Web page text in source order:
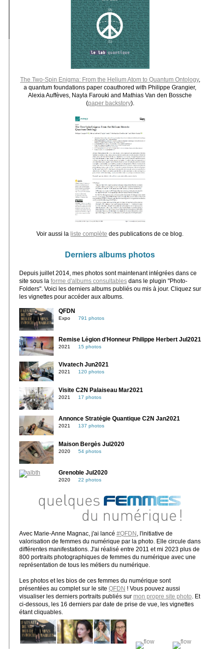
The Two-Spin Enigma: From the Helium Atom to Quantum Ontology,
a quantum foundations paper coauthored with Philippe Grangier,
Alexia Auffèves, Nayla Farouki and Mathias Van den Bossche
(paper backstory).
Voir aussi la liste complète des publications de ce blog.
Derniers albums photos
Depuis juillet 2014, mes photos sont maintenant intégrées dans ce
site sous la forme d'albums consultablesdans le plugin "Photo-
Folders". Voici les derniers albums publiés ou mis à jour. Cliquez sur
les vignettes pour accéder aux albums.
QFDN
Expo 791 photos
Remise Légion d'Honneur Philippe Herbert Jul2021
2021 15 photos
Vivatech Jun2021
2021 120 photos
Visite C2N Palaiseau Mar2021
2021 17 photos
Annonce Stratégie Quantique C2N Jan2021
2021 137 photos
Maison Bergès Jul2020
2020 54 photos
Grenoble Jul2020
2020 22 photos
Avec Marie-Anne Magnac, j'ai lancé #QFDN
, l'initiative de
valorisation de femmes du numérique par la photo. Elle circule dans
différentes manifestations. J'ai réalisé entre 2011 et mi 2023 plus de
800 portraits photographiques de femmes du numérique avec une
représentation de tous les métiers du numérique.
Les photos et les bios de ces femmes du numérique sont
présentées au complet sur le site QFDN ! Vous pouvez aussi
visualiser les derniers portraits publiés sur mon propre site photo . Et
ci-dessous, les 16 derniers par date de prise de vue, les vignettes
étant cliquables.